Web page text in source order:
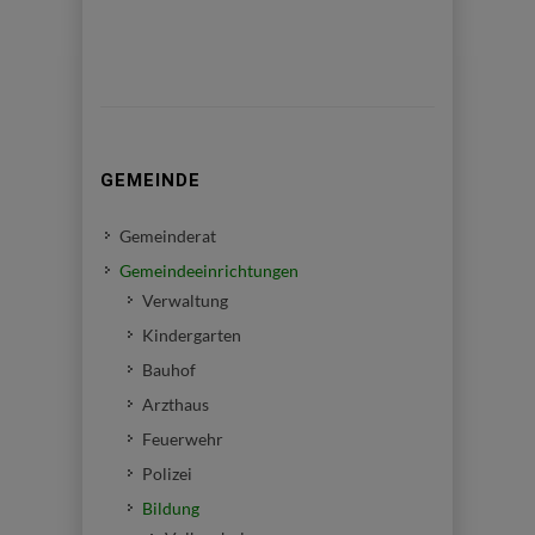
GEMEINDE
Gemeinderat
Gemeindeeinrichtungen
Verwaltung
Kindergarten
Bauhof
Arzthaus
Feuerwehr
Polizei
Bildung